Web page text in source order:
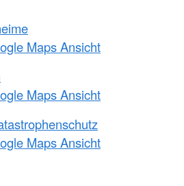
Maps Ansicht
Maps Ansicht
Maps Ansicht